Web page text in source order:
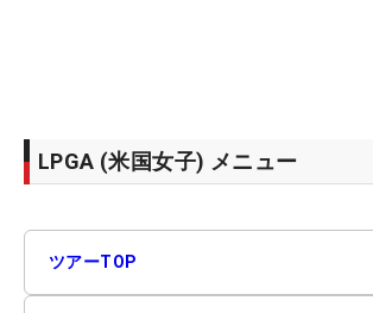
LPGA (米国女子) メニュー
ツアーTOP